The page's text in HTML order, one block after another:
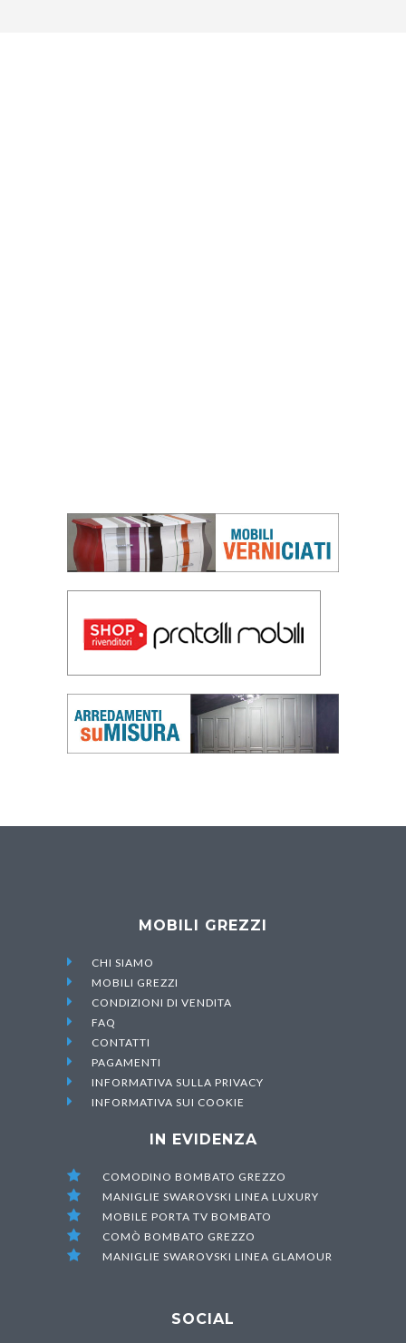
MOBILI GREZZI
 CHI SIAMO
 MOBILI GREZZI
 CONDIZIONI DI VENDITA
 FAQ
 CONTATTI
 PAGAMENTI
 INFORMATIVA SULLA PRIVACY
 INFORMATIVA SUI COOKIE
IN EVIDENZA
 COMODINO BOMBATO GREZZO
 MANIGLIE SWAROVSKI LINEA LUXURY
 MOBILE PORTA TV BOMBATO
 COMÒ BOMBATO GREZZO
 MANIGLIE SWAROVSKI LINEA GLAMOUR
SOCIAL